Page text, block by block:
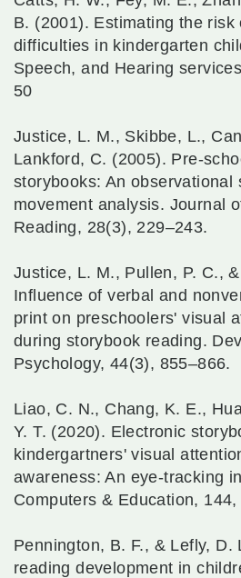
B. (2001). Estimating the risk
difficulties in kindergarten
Speech, and Hearing
50
Justice, L. M., Skibbe, L.,
Lankford, C. (2005). Pre-
storybooks: An observational
movement analysis. Journal
Reading, 28(3), 229–243.
Justice, L. M., Pullen, P. C.,
Influence of verbal and
print on preschoolers' visual
during storybook reading.
Psychology, 44(3), 855–866.
Liao, C. N., Chang, K. E.,
Y. T. (2020). Electronic
kindergartners' visual
awareness: An eye-tracking
Computers & Education,
Pennington, B. F., & Lefly, D.
reading development in